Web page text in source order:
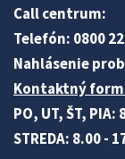
Call centrum:
Telefón: 0800
Nahlásenie
Kontaktný
PO, UT, ŠT, PIA:
STREDA: 8.00 -